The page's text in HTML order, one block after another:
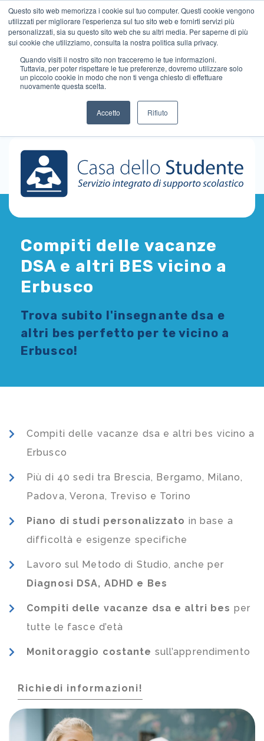
Questo sito web memorizza i cookie sul tuo computer. Questi cookie vengono
utilizzati per migliorare l'esperienza sul tuo sito web e fornirti servizi più
personalizzati, sia su questo sito web che su altri media. Per saperne di più
sui cookie che utilizziamo, consulta la nostra politica sulla privacy.
Quando visiti il ​​nostro sito non tracceremo le tue informazioni.
Tuttavia, per poter rispettare le tue preferenze, dovremo utilizzare solo
un piccolo cookie in modo che non ti venga chiesto di effettuare
nuovamente questa scelta.
Accetto Rifiuto
Compiti delle vacanze
DSA e altri BES vicino a
Erbusco
Trova subito l'insegnante dsa e
altri bes perfetto per te vicino a
Erbusco!
Compiti delle vacanze dsa e altri bes vicino a
Erbusco
Più di 40 sedi tra Brescia, Bergamo, Milano,
Padova, Verona, Treviso e Torino
Piano di studi personalizzato in base a
difficoltà e esigenze specifiche
Lavoro sul Metodo di Studio, anche per
Diagnosi DSA, ADHD e Bes
Compiti delle vacanze dsa e altri bes per
tutte le fasce d’età
Monitoraggio costante sull’apprendimento
Richiedi informazioni!